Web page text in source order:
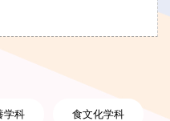
学科 食文化学科